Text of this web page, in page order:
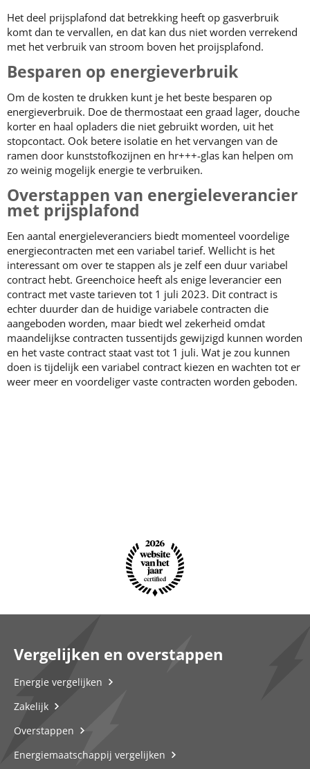
Het deel prijsplafond dat betrekking heeft op gasverbruik
komt dan te vervallen, en dat kan dus niet worden verrekend
met het verbruik van stroom boven het proijsplafond.
Besparen op energieverbruik
Om de kosten te drukken kunt je het beste besparen op
energieverbruik. Doe de thermostaat een graad lager, douche
korter en haal opladers die niet gebruikt worden, uit het
stopcontact. Ook betere isolatie en het vervangen van de
ramen door kunststofkozijnen en hr+++-glas kan helpen om
zo weinig mogelijk energie te verbruiken.
Overstappen van energieleverancier
met prijsplafond
Een aantal energieleveranciers biedt momenteel voordelige
energiecontracten met een variabel tarief. Wellicht is het
interessant om over te stappen als je zelf een duur variabel
contract hebt. Greenchoice heeft als enige leverancier een
contract met vaste tarieven tot 1 juli 2023. Dit contract is
echter duurder dan de huidige variabele contracten die
aangeboden worden, maar biedt wel zekerheid omdat
maandelijkse contracten tussentijds gewijzigd kunnen worden
en het vaste contract staat vast tot 1 juli. Wat je zou kunnen
doen is tijdelijk een variabel contract kiezen en wachten tot er
weer meer en voordeliger vaste contracten worden geboden.
Vergelijken en overstappen
Energie vergelijken
Zakelijk
Overstappen
Energiemaatschappij vergelijken